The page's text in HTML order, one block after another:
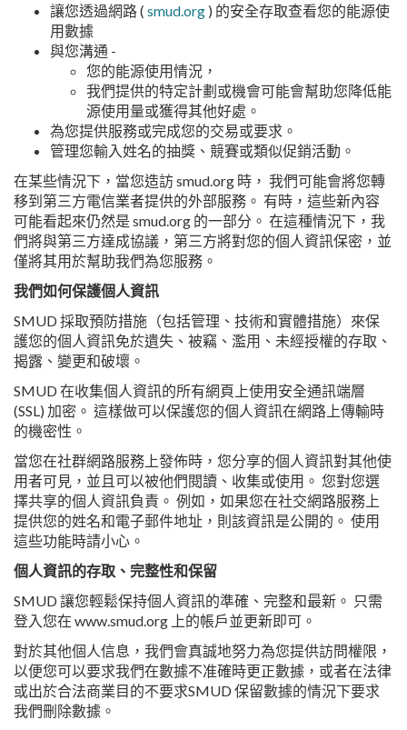
讓您透過網路 ( smud.org ) 的安全存取查看您的能源使
用數據
與您溝通 -
您的能源使用情況，
我們提供的特定計劃或機會可能會幫助您降低能
源使用量或獲得其他好處。
為您提供服務或完成您的交易或要求。
管理您輸入姓名的抽獎、競賽或類似促銷活動。
在某些情況下，當您造訪 smud.org 時， 我們可能會將您轉
移到第三方電信業者提供的外部服務。 有時，這些新內容
可能看起來仍然是 smud.org 的一部分。 在這種情況下，我
們將與第三方達成協議，第三方將對您的個人資訊保密，並
僅將其用於幫助我們為您服務。
我們如何保護個人資訊
SMUD 採取預防措施（包括管理、技術和實體措施）來保
護您的個人資訊免於遺失、被竊、濫用、未經授權的存取、
揭露、變更和破壞。
SMUD 在收集個人資訊的所有網頁上使用安全通訊端層
(SSL) 加密。 這樣做可以保護您的個人資訊在網路上傳輸時
的機密性。
當您在社群網路服務上發佈時，您分享的個人資訊對其他使
用者可見，並且可以被他們閱讀、收集或使用。 您對您選
擇共享的個人資訊負責。 例如，如果您在社交網路服務上
提供您的姓名和電子郵件地址，則該資訊是公開的。 使用
這些功能時請小心。
個人資訊的存取、完整性和保留
SMUD 讓您輕鬆保持個人資訊的準確、完整和最新。 只需
登入您在 www.smud.org 上的帳戶並更新即可。
對於其他個人信息，我們會真誠地努力為您提供訪問權限，
以便您可以要求我們在數據不准確時更正數據，或者在法律
或出於合法商業目的不要求SMUD 保留數據的情況下要求
我們刪除數據。